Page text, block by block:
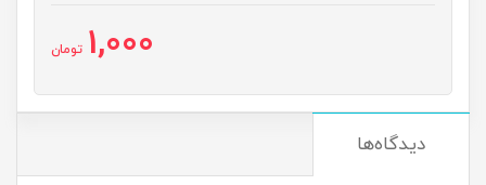
1,000 تومان
دیدگاه‌ها